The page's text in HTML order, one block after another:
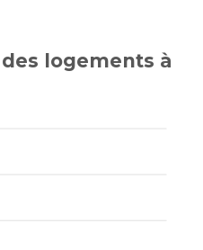
logements à